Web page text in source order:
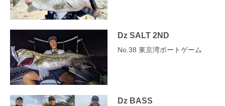
Dz SALT 2ND
No.38 東京湾ボートゲーム
Dz BASS